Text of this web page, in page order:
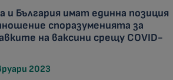
и България имат единна позиция
споразуменията за
на ваксини срещу COVID-
2023